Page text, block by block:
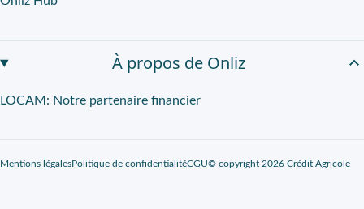
À propos de Onliz
LOCAM: Notre partenaire financier
Mentions légalesPolitique de confidentialitéCGU© copyright 2026 Crédit Agricole